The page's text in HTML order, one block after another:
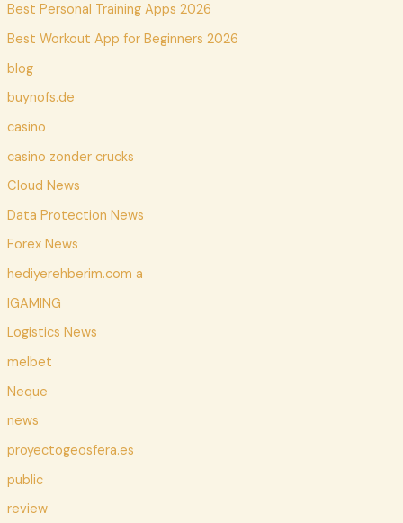
Best Personal Training Apps 2026
Best Workout App for Beginners 2026
blog
buynofs.de
casino
casino zonder crucks
Cloud News
Data Protection News
Forex News
hediyerehberim.com a
IGAMING
Logistics News
melbet
Neque
news
proyectogeosfera.es
public
review